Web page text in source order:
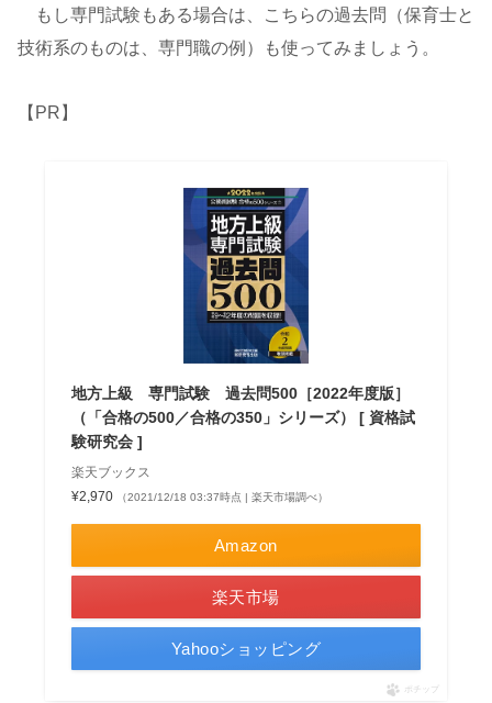
もし専門試験もある場合は、こちらの過去問（保育士と
技術系のものは、専門職の例）も使ってみましょう。
【PR】
地方上級 専門試験 過去問500［2022年度版］
（「合格の500／合格の350」シリーズ） [ 資格試
験研究会 ]
楽天ブックス
¥2,970
（2021/12/18 03:37時点 | 楽天市場調べ）
Amazon
楽天市場
Yahooショッピング
ポチップ